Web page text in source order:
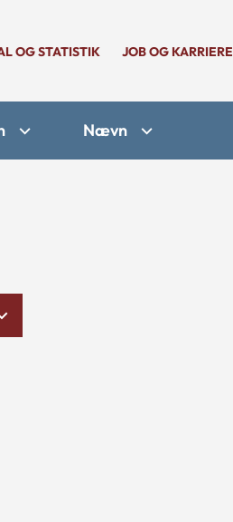
OG STATISTIK JOB OG KARRIERE
Nævn